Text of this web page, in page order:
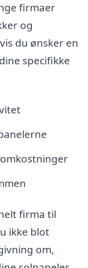
firmaer
og
du ønsker en
specifikke
firma til
ikke blot
om,